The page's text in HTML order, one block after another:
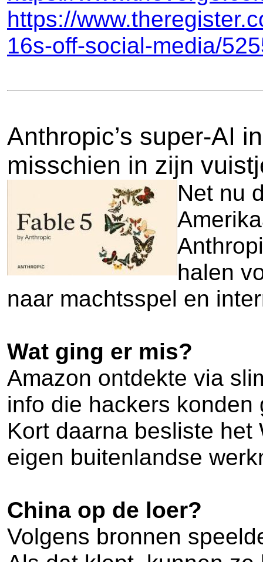
https://
16s-off-social-media/
Anthropic’s super-AI
misschien in zijn
Net nu
halen
naar machtsspel en
Wat ging er mis?
Amazon ontdekte via
info die hackers
Kort daarna besliste het
eigen buitenlandse
China op de loer?
Volgens bronnen